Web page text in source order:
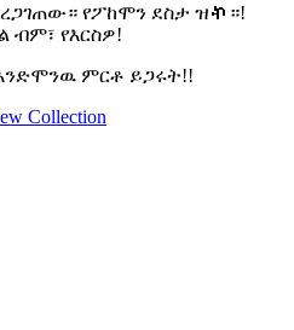
የፖከሞን ደስታ ዝኯ።!
የእርስዎ!
እንድሞንዉ ምርቶ ይጋሩት!!
Collection